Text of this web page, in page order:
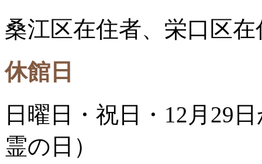
桑江区在住者、栄口区在
休館日
日曜日・祝日・12月29
霊の日）